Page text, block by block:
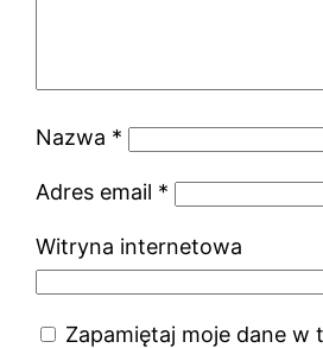
Nazwa *
Adres email *
Witryna internetowa
Zapamiętaj moje dane w